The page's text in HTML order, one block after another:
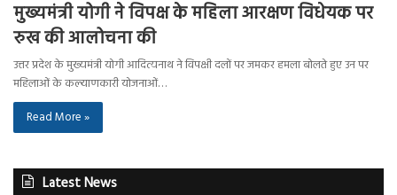
मुख्यमंत्री योगी ने विपक्ष के महिला आरक्षण विधेयक पर
रुख की आलोचना की
उत्तर प्रदेश के मुख्यमंत्री योगी आदित्यनाथ ने विपक्षी दलों पर जमकर हमला बोलते हुए उन पर
महिलाओं के कल्याणकारी योजनाओं…
Read More »
Latest News